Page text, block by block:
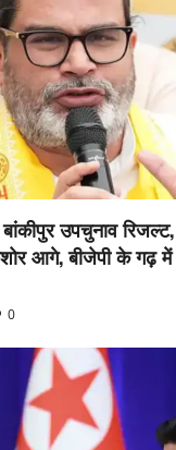
उपचुनाव
आगे, बीजेपी के गढ़
0